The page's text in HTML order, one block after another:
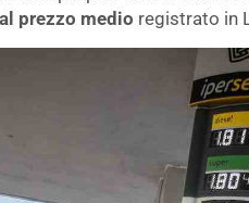
prezzo medio registrato in